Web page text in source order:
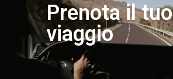
Prenota il tuo
viaggio